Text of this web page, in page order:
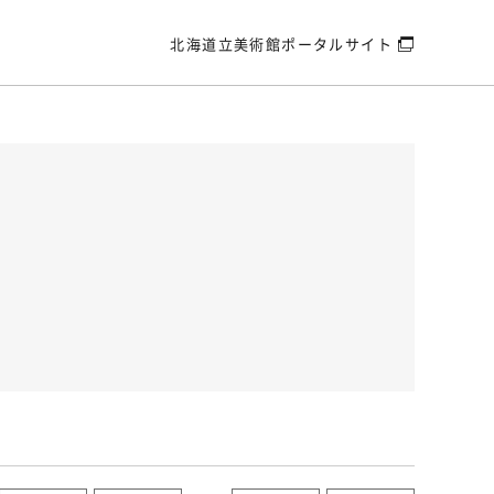
北海道立美術館ポータルサイト